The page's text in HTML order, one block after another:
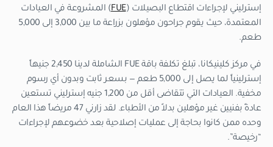
إسترليني لإجراءات اقتطاع البصيلات (FUE) المشروعة في العيادات
المعتمدة، حيث يقوم جراحون مؤهلون بزراعة ما بين 3,000 إلى 5,000
طعم.
في مركز كلينيكانا، تبلغ تكلفة باقة FUE الشاملة لدينا 2,450 جنيهاً
إسترلينياً لما يصل إلى 5,000 طعم — بسعر ثابت وبدون أي رسوم
مخفية. العيادات التي تتقاضى أقل من 1,200 جنيه إسترليني تستعين
عادةً بفنيين غير مؤهلين بدلاً من الأطباء. لقد زارني 47 مريضاً هذا العام
وحده ممن كانوا بحاجة إلى عمليات إصلاحية بعد خضوعهم لإجراءات
“رخيصة”.